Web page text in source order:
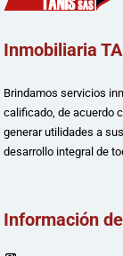
Inmobiliaria
Brindamos servicios
calificado, de acuerdo
generar utilidades a
desarrollo integral de
Información